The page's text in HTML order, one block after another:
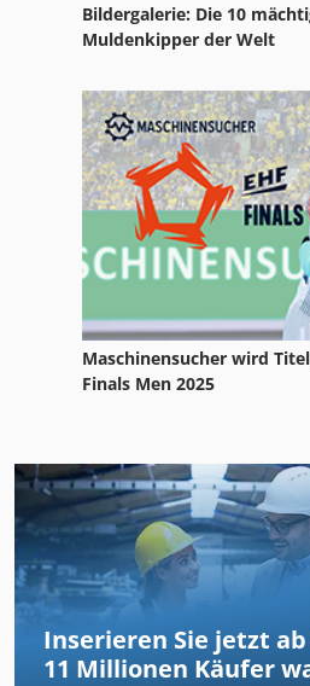
Bildergalerie: Die 10
Muldenkipper der Welt
Maschinensucher wird
Finals Men 2025
Inserieren Sie jetzt ab
11 Millionen Käufer